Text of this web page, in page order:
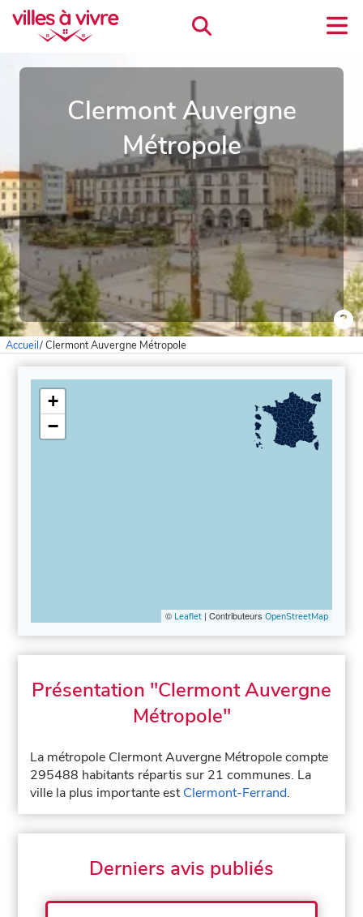
Clermont Auvergne
Métropole
Accueil/Clermont Auvergne Métropole
+
−
© Leaflet| Contributeurs OpenStreetMap
Présentation "Clermont Auvergne
Métropole"
La métropole Clermont Auvergne Métropole compte
295488 habitants répartis sur 21 communes. La
ville la plus importante estClermont-Ferrand.
Derniers avis publiés